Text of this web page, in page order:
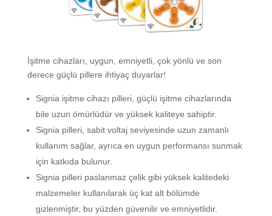
İşitme cihazları, uygun, emniyetli, çok yönlü ve son
derece güçlü pillere ihtiyaç duyarlar!
Signia işitme cihazı pilleri, güçlü işitme cihazlarında
bile uzun ömürlüdür ve yüksek kaliteye sahiptir.
Signia pilleri, sabit voltaj seviyesinde uzun zamanlı
kullanım sağlar, ayrıca en uygun performansı sunmak
için katkıda bulunur.
Signia pilleri paslanmaz çelik gibi yüksek kalitedeki
malzemeler kullanılarak üç kat alt bölümde
gizlenmiştir, bu yüzden güvenilir ve emniyetlidir.